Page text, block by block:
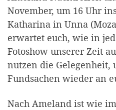
November, um 16 Uhr
Katharina in Unna
erwartet euch, wie in
Fotoshow unserer Zeit
nutzen die Gelegenheit,
Fundsachen wieder an
Nach Ameland ist wie